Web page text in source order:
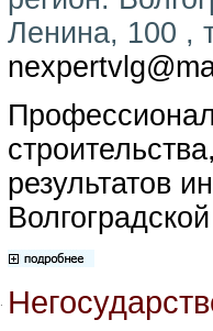
Ленина, 100 ,
результатов